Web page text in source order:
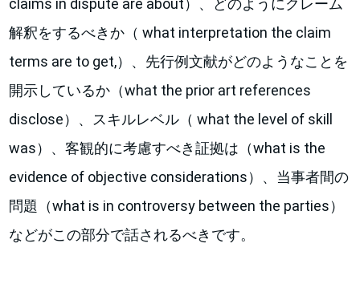
claims in dispute are about）、どのようにクレーム
解釈をするべきか（ what interpretation the claim
terms are to get,）、先行例文献がどのようなことを
開示しているか（what the prior art references
disclose）、スキルレベル（ what the level of skill
was）、客観的に考慮すべき証拠は（what is the
evidence of objective considerations）、当事者間の
問題（what is in controversy between the parties）
などがこの部分で話されるべきです。